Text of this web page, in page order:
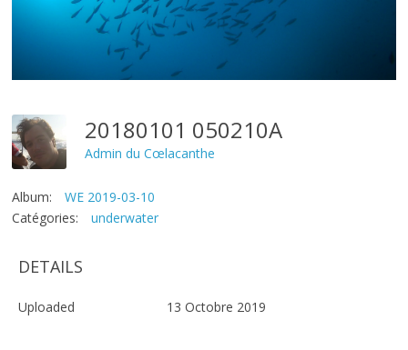
20180101 050210A
Admin du Cœlacanthe
Album:
WE 2019-03-10
Catégories:
underwater
DETAILS
Uploaded 13 Octobre 2019